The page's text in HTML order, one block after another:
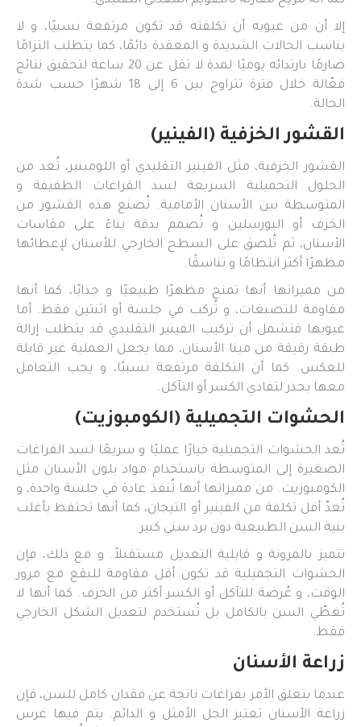
إلا أن من عيوبه أن تكلفته قد تكون مرتفعة نسبيًا، و لا
يناسب الحالات الشديدة و المعقدة دائمًا، كما يتطلب التزامًا
صارمًا بارتدائه يوميًا لمدة لا تقل عن 20 ساعة لتحقيق نتائج
فعّالة خلال فترة تتراوح بين 6 إلى 18 شهرًا حسب شدة
الحالة.
القشور الخزفية (الفينير)
القشور الخزفية، مثل الفينير التقليدي أو اللومينير، تُعد من
الحلول التجميلية السريعة لسد الفراغات الطفيفة و
المتوسطة بين الأسنان الأمامية. تُصنع هذه القشور من
الخزف أو البورسلين و تُصمم بدقة بناءً على مقاسات
الأسنان، ثم تُلصق على السطح الخارجي للأسنان لإعطائها
مظهرًا أكثر انتظامًا و تناسقًا.
من مميزاتها أنها تمنح مظهرًا طبيعيًا و جذابًا، كما أنها
مقاومة للتصبغات، و تُركب في جلسة أو اثنتين فقط. أما
عيوبها فتشمل أن تركيب الفينير التقليدي قد يتطلب إزالة
طبقة رقيقة من مينا الأسنان، مما يجعل العملية غير قابلة
للعكس. كما أن التكلفة مرتفعة نسبيًا، و يجب التعامل
معها بحذر لتفادي الكسر أو التآكل.
الحشوات التجميلية (الكومبوزيت)
تُعد الحشوات التجميلية خيارًا عمليًا و سريعًا لسد الفراغات
الصغيرة إلى المتوسطة باستخدام مواد بلون الأسنان مثل
الكومبوزيت. من مميزاتها أنها تُنفذ عادة في جلسة واحدة، و
تُعدّ أقل تكلفة من الفينير أو التيجان، كما أنها تحتفظ بأغلب
بنية السن الطبيعية دون برد سني كبير.
تتميز بالمرونة و قابلية التعديل مستقبلاً. و مع ذلك، فإن
الحشوات التجميلية قد تكون أقل مقاومة للبقع مع مرور
الوقت، و عُرضة للتآكل أو الكسر أكثر من الخزف. كما أنها لا
تُغطّي السن بالكامل بل تُستخدم لتعديل الشكل الخارجي
فقط.
زراعة الأسنان
عندما يتعلق الأمر بفراغات ناتجة عن فقدان كامل للسن، فإن
زراعة الأسنان تعتبر الحل الأمثل و الدائم. يتم فيها غرس